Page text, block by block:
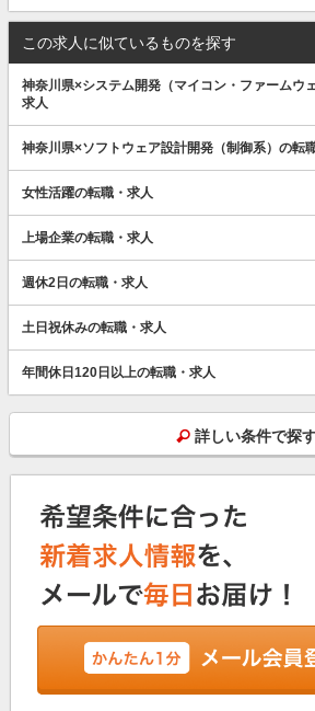
この求人に似ているものを探す
神奈川県×システム開発（マイコン・ファームウ
求人
神奈川県×ソフトウェア設計開発（制御系）の転
女性活躍の転職・求人
上場企業の転職・求人
週休2日の転職・求人
土日祝休みの転職・求人
年間休日120日以上の転職・求人
詳しい条件で探